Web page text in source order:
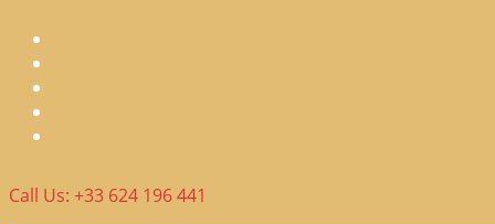
content
Call Us: +33 624 196 441